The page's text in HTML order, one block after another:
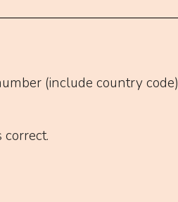
(include country code)